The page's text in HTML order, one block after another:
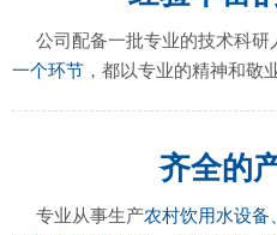
公司配备一批专业的技术科研
一个环节 ，都以专业的精神和敬
齐全的
专业从事生产农村饮用水设备